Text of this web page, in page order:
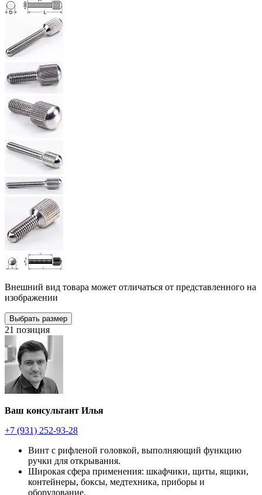
Внешний вид товара может отличаться от представленного на
изображении
Выбрать размер
21 позиция
Ваш консультант Илья
+7 (931) 252-93-28
Винт с рифленой головкой, выполняющий функцию
ручки для открывания.
Широкая сфера применения: шкафчики, щиты, ящики,
контейнеры, боксы, медтехника, приборы и
оборудование.